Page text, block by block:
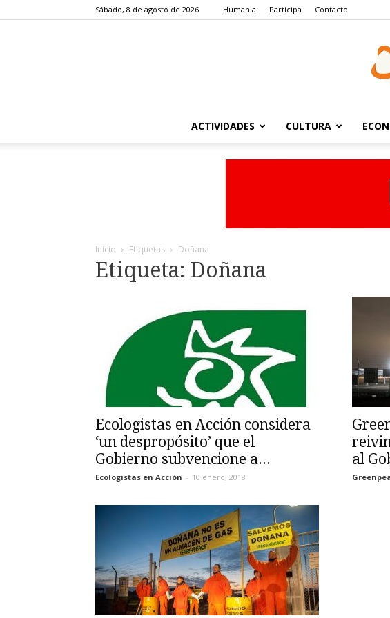
Sábado, 8 de agosto de 2026 Humania Participa Contacto
ACTIVIDADES CULTURA
Inicio Etiquetas Doñana
Etiqueta: Doñana
Ecologistas en Acción considera
‘un despropósito’ que el
Gobierno subvencione a...
Ecologistas en Acción - 10 enero, 2018
al